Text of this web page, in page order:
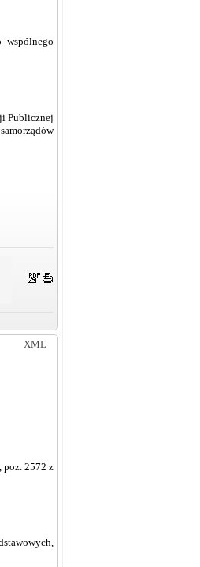
wspólnego
Publicznej
XML
poz. 2572 z